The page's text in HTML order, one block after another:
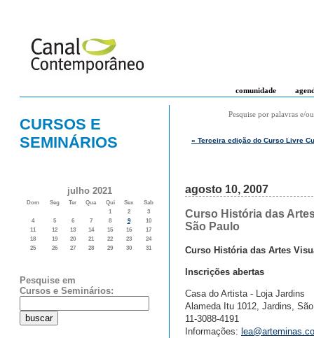
comunidade
CURSOS E
SEMINÁRIOS
julho 2021
Dom Seg Ter Qua Qui Sex
Sab
1
2
3
4
5 6 7 8 9
10
11
12 13 14 15 16
17
18
19 20 21 22 23
24
25
26 27 28 29 30 31
Pesquise em
Cursos e Seminários:
Pesquise por palavras e/
« Terceira edição do Curso Livre
agosto 10, 2007
Curso História das
São Paulo
Curso História das Artes
Inscrições abertas
Casa do Artista - Loja Jardins
Alameda Itu 1012, Jardins,
11-3088-4191
Informações: